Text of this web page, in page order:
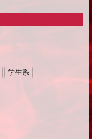
学生系